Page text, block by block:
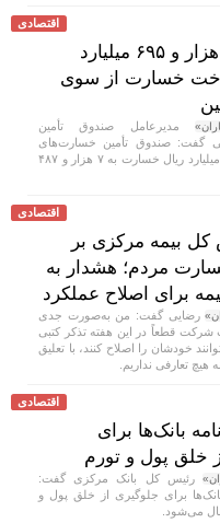
اقتصادی
پرداخت ۳ هزار و ۶۹۵ میلیارد
خسارت از سوی
مدیرعامل صندوق تأمین
گفت: صندوق تأمین خسارت‌های
بدنی از ابتدای سال ۱۴۰۵ تاکنون، ۳۶ هزار و ۹۵۰ میلیارد ریال خسارت به ۷ هزار و ۴۸۷
اقتصادی
کل بیمه مرکزی بر
مردم؛ هشدار به
رضایی گفت: من به‌صورت جدی
قطعاً در این هفته تذکر کتبی
خودشان را اصلاح کنند، با تعلیق
تعارفی نداریم.
اقتصادی
بانک‌ها برای
خلق پول و تورم
رئیس کل بانک مرکزی گفت:
بانک‌ها برای جلوگیری از خلق پول و
می‌شود.